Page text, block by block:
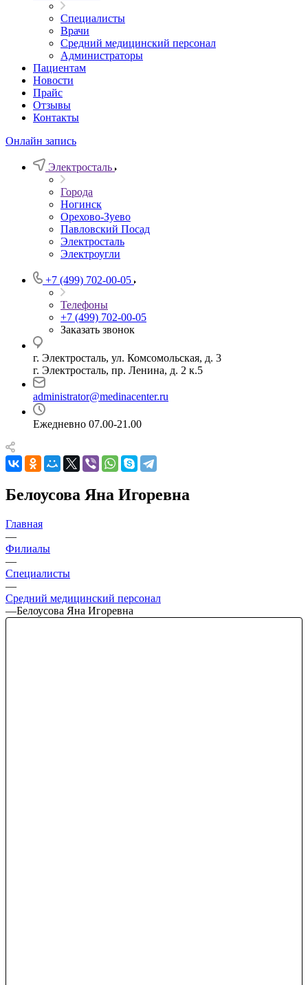
Специалисты
Врачи
Средний медицинский персонал
Администраторы
Пациентам
Новости
Прайс
Отзывы
Контакты
Онлайн запись
Электросталь
Города
Ногинск
Орехово-Зуево
Павловский Посад
Электросталь
Электроугли
+7 (499) 702-00-05
Телефоны
+7 (499) 702-00-05
Заказать звонок
г. Электросталь, ул. Комсомольская, д. 3
г. Электросталь, пр. Ленина, д. 2 к.5
administrator@medinacenter.ru
Ежедневно 07.00-21.00
Белоусова Яна Игоревна
Главная
—
Филиалы
—
Специалисты
—
Средний медицинский персонал
—Белоусова Яна Игоревна